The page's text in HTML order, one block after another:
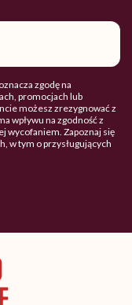
zgodę na
promocjach lub
możesz zrezygnować z
wpływu na zgodność z
wycofaniem. Zapoznaj się
w tym o przysługujących